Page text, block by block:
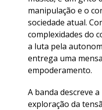
manipulação e o
sociedade atual.
complexidades do
a luta pela
entrega uma
empoderamento.
A banda descreve
exploração da